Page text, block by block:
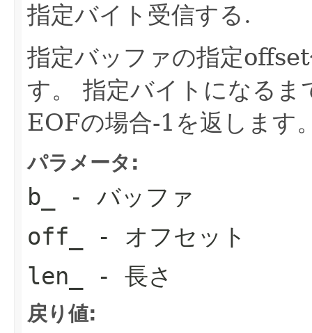
指定バイト受信する.
指定バッファの指定
す。 指定バイトになるま
EOFの場合-1を返します
パラメータ:
b_
- バッファ
off_
- オフセット
len_
- 長さ
戻り値: